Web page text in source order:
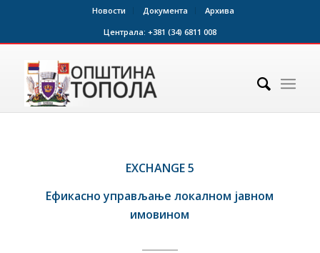
Новости Документа
Архива
Централа: +381 (34) 6811 008
EXCHANGE 5
Ефикасно управљање локалном јавном
имовином